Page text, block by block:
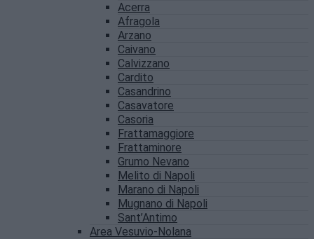
Acerra
Afragola
Arzano
Caivano
Calvizzano
Cardito
Casandrino
Casavatore
Casoria
Frattamaggiore
Frattaminore
Grumo Nevano
Melito di Napoli
Marano di Napoli
Mugnano di Napoli
Sant’Antimo
Area Vesuvio-Nolana